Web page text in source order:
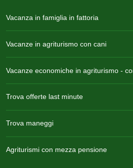
Vacanza in famiglia in fattoria
Vacanze in agriturismo con cani
Vacanze economiche in agriturismo -
Trova offerte last minute
Trova maneggi
Agriturismi con mezza pensione